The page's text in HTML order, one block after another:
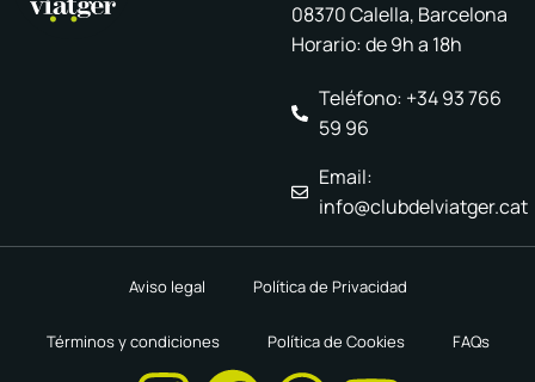
08370 Calella, Barcelona
Horario: de 9h a 18h
Teléfono: +34 93 766
59 96
Email:
info@clubdelviatger.cat
Aviso legal Política de Privacidad
Términos y condiciones Política de Cookies FAQs